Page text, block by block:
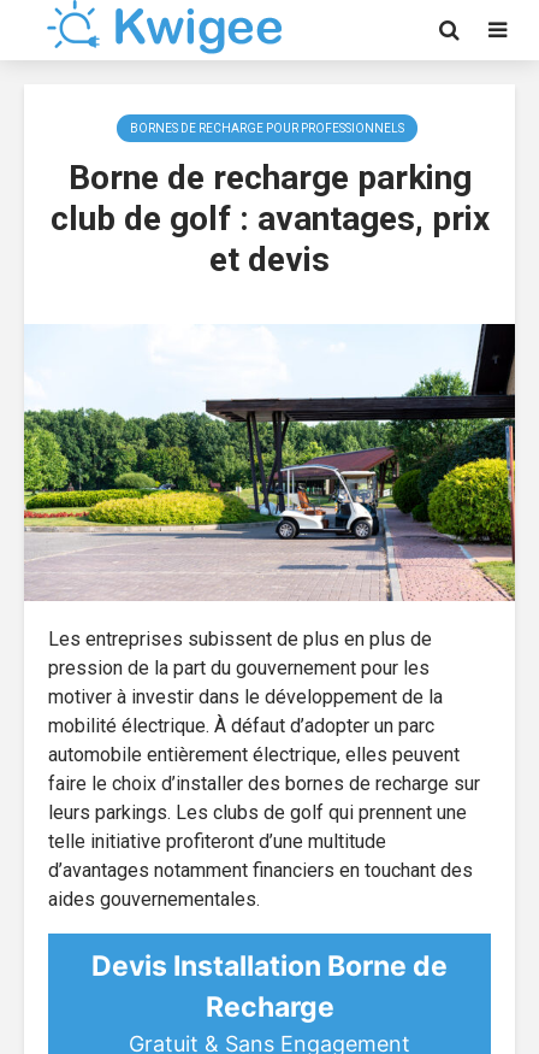
BORNES DE RECHARGE POUR PROFESSIONNELS
Borne de recharge parking
club de golf : avantages, prix
et devis
Les entreprises subissent de plus en plus de
pression de la part du gouvernement pour les
motiver à investir dans le développement de la
mobilité électrique. À défaut d’adopter un parc
automobile entièrement électrique, elles peuvent
faire le choix d’installer des bornes de recharge sur
leurs parkings. Les clubs de golf qui prennent une
telle initiative profiteront d’une multitude
d’avantages notamment financiers en touchant des
aides gouvernementales.